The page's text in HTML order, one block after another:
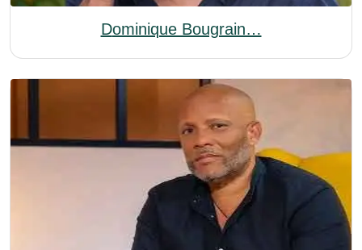
Dominique Bougrain…